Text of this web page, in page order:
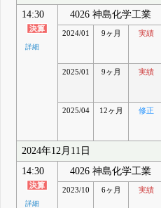
14:30
詳細
4026 神島化学工業
2024/01 9ヶ月 実績
2025/01 9ヶ月 実績
2025/04 12ヶ月 修正
2024年12月11日
14:30
詳細
4026 神島化学工業
2023/10 6ヶ月 実績